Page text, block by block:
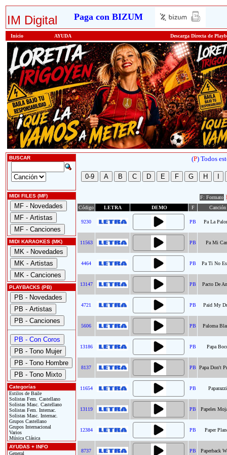
IM Digital Paga con BIZUM
Inicio AYUDA Descarga Directa de
BUSCAR
MIDI FILES (MF)
MIDI KARAOKES (MK)
PLAYBACKS (PB)
Categorías
Estilos de Baile
Solistas Fem. Castellano
Solistas Masc. Castellano
Solistas Fem. Internac.
Solistas Masc. Internac.
Grupos Castellano
Grupos Internacional
Varios
Música Clásica
AYUDAS + INFO
General
(P) Todos
F: Formato
Código
LETRA DEMO F Canción
9230 PB Pa La
11563 PB Pa Mi
4464 PB Pa Ti No
13147 PB Pacto De
4721 PB Paid My
5606 PB Paloma
13186 PB Papa
8137 PB Papa Don't
11654 PB Paparazzi
13119 PB Papeles
12384 PB Paper
8737 PB Paperback